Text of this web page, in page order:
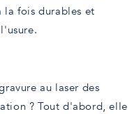
la fois durables et
au laser des
? Tout d'abord, elle